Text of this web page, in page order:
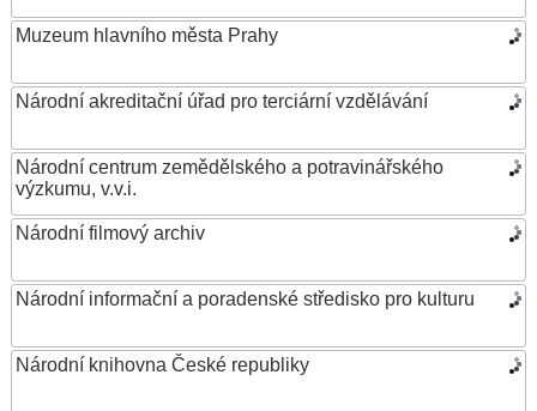
Muzeum hlavního města Prahy
Národní akreditační úřad pro terciární vzdělávání
Národní centrum zemědělského a potravinářského
výzkumu, v.v.i.
Národní filmový archiv
Národní informační a poradenské středisko pro kulturu
Národní knihovna České republiky